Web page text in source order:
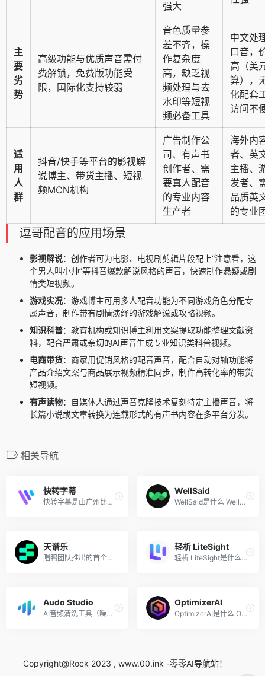
强大
主
要
劣
势
高级功能与优质声音需付
费解锁，免费版功能受
限，国际化支持较弱
音色质量参
差不齐，操
作复杂度
高，缺乏视
频处理与去
水印等短视
频必备工具
中文处
口音，
高（美
算），
化配套
访问不
适
用
人
群
抖音/快手等平台的影视解
说博主、带货主播、短视
频MCN机构
广告制作公
司、有声书
创作者、需
要真人配音
的专业内容
生产者
海外内
者、英
主播、
发者、
品质英
的专业
逗哥配音的应用场景
影视解说：创作者可为电影、电视剧剪辑片段配上”注意看，这
个男人叫小帅”等抖音爆款解说风格的声音，快速制作悬疑或剧
情类短视频。
游戏实况：游戏博主可用多人配音功能为不同游戏角色分配专
属声音，制作带有剧情演绎的游戏解说或攻略视频。
知识科普：教育机构或知识博主利用文案提取功能整理文献资
料，配合严肃或亲切的AI声音生成专业知识类科普视频。
电商带货：商家用促销风格的配音声音，配合自动对轴功能将
产品介绍文案与商品展示视频精准同步，制作高转化率的带货
短视频。
有声读物：自媒体人通过声音克隆技术复刻特定主播声音，将
长篇小说或文章转换为连载形式的有声书内容在多平台分发。
相关导航
快转字幕
快转字幕是由广州比高网络科...
WellSaid
WellSaid是什么 WellSaid 是 ...
天谱乐
唱鸭团队推出的首个多模态音...
轻析 LiteSight
轻析 LiteSight是什么 轻析 L...
Audo Studio
AI音频清洗工具（噪音消除、...
OptimizerAI
OptimizerAI是什么 Optimizer...
Copyright@Rock 2023 , www.00.ink -零零AI导航站！